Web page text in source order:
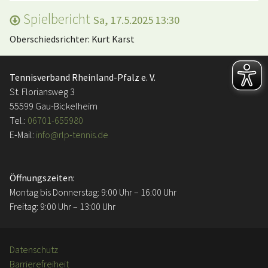
Spielbericht Sa, 17.5.2025 13:30
Oberschiedsrichter: Kurt Karst
Tennisverband Rheinland-Pfalz e. V.
St. Floriansweg 3
55599 Gau-Bickelheim
Tel.: 06701-655980
E-Mail: info@rlp-tennis.de
Öffnungszeiten:
Montag bis Donnerstag: 9:00 Uhr – 16:00 Uhr
Freitag: 9:00 Uhr – 13:00 Uhr
Datenschutz
Barrierefreiheit